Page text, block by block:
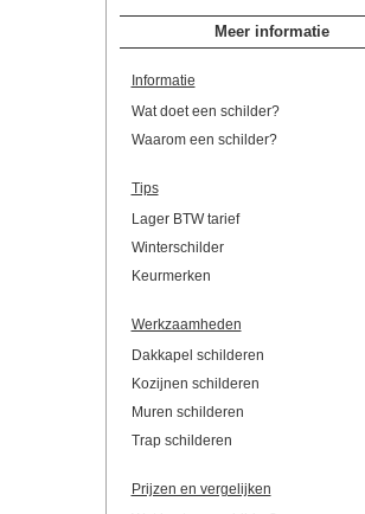
Meer informatie
Informatie
Wat doet een schilder?
Waarom een schilder?
Tips
Lager BTW tarief
Winterschilder
Keurmerken
Werkzaamheden
Dakkapel schilderen
Kozijnen schilderen
Muren schilderen
Trap schilderen
Prijzen en vergelijken